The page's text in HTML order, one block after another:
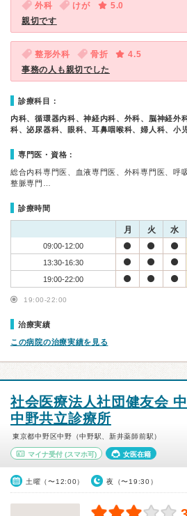
外科 けが
5.0
親切です
整形外科 骨折
4.5
事務の人も親切でした
診療科目：
内科、循環器内科、神経内科、外科、脳神経外
科、泌尿器科、眼科、耳鼻咽喉科、婦人科、小
専門医・資格：
総合内科専門医、血液専門医、外科専門医、呼
整脈専門…
診療時間
月 火 水
09:00-12:00
13:30-16:30
19:00-22:00
19:00-22:00
治療実績
この病院の治療実績を見る
社会医療法人社団健友会
中野共立診療所
東京都中野区中野（中野駅、新井薬師前駅）
マイナ受付 (スマホ可) 女医在籍
土曜（〜12:00） 夜（〜19:30）